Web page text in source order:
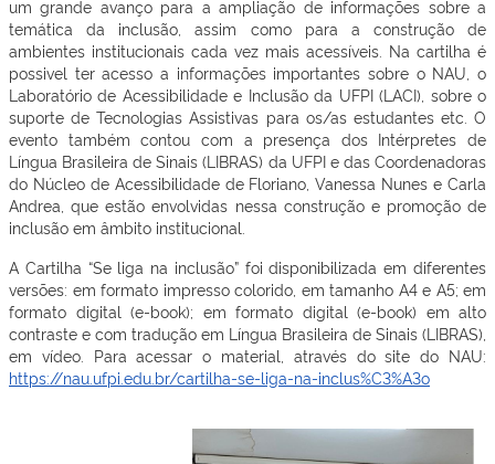
um grande avanço para a ampliação de informações sobre a
temática da inclusão, assim como para a construção de
ambientes institucionais cada vez mais acessíveis. Na cartilha é
possivel ter acesso a informações importantes sobre o NAU, o
Laboratório de Acessibilidade e Inclusão da UFPI (LACI), sobre o
suporte de Tecnologias Assistivas para os/as estudantes etc. O
evento também contou com a presença dos Intérpretes de
Língua Brasileira de Sinais (LIBRAS) da UFPI e das Coordenadoras
do Núcleo de Acessibilidade de Floriano, Vanessa Nunes e Carla
Andrea, que estão envolvidas nessa construção e promoção de
inclusão em âmbito institucional.
A Cartilha “Se liga na inclusão” foi disponibilizada em diferentes
versões: em formato impresso colorido, em tamanho A4 e A5; em
formato digital (e-book); em formato digital (e-book) em alto
contraste e com tradução em Língua Brasileira de Sinais (LIBRAS),
em vídeo. Para acessar o material, através do site do NAU:
https://nau.ufpi.edu.br/cartilha-se-liga-na-inclus%C3%A3o